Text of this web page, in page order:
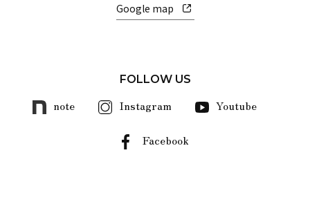
Google map
FOLLOW US
note Instagram Youtube
Facebook